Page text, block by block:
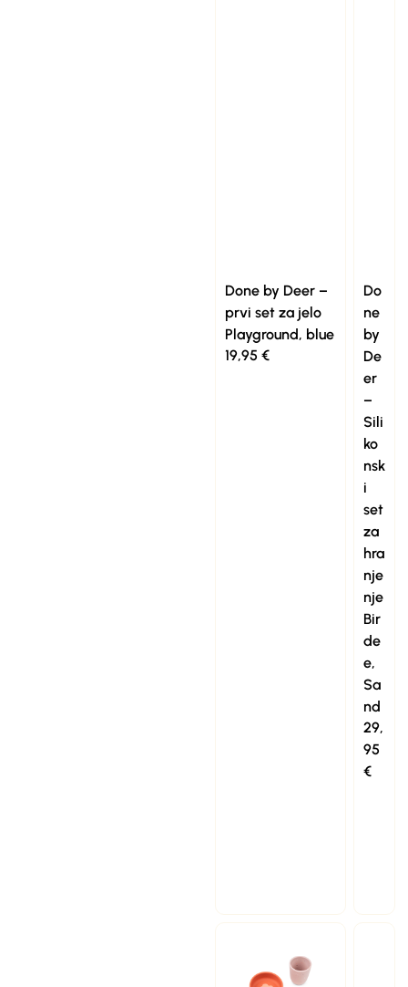
Done by Deer –
prvi set za jelo
Playground, blue
19,95 €
Do
ne
by
De
er
–
Sili
ko
nsk
i
set
za
hra
nje
nje
Bir
de
e,
Sa
nd
29,
95
€